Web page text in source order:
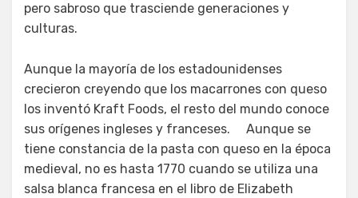
pero sabroso que trasciende generaciones y
culturas.
Aunque la mayoría de los estadounidenses
crecieron creyendo que los macarrones con queso
los inventó Kraft Foods, el resto del mundo conoce
sus orígenes ingleses y franceses. Aunque se
tiene constancia de la pasta con queso en la época
medieval, no es hasta 1770 cuando se utiliza una
salsa blanca francesa en el libro de Elizabeth